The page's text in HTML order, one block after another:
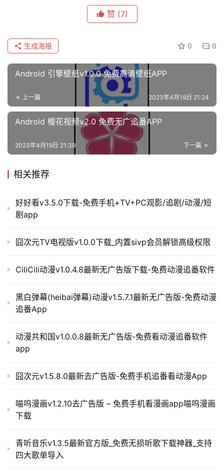
赞 (7)
0 0
生成海报
Android 引擎壁纸v1.0.0 免费高清壁纸APP
上一篇 2023年4月19日 21:24
Android 樱花视频v2.0 免费无广追番APP
下一篇
2023年4月19日 21:39
相关推荐
好好看v3.5.0下载-免费手机+TV+PC观影/追剧/动漫/短
剧app
囧次元TV电视版v1.0.0下载_内置sivp会员解锁高级权限
CiliCili动漫v1.0.4.8最新无广告版下载-免费动漫追番软件
黑白弹幕(heibai弹幕)动漫v1.5.7.1最新无广告版-免费动漫
追番App
动漫共和国v1.0.0.8最新无广告版-免费看动漫追番软件
app
囧次元v1.5.8.0最新去广告版-免费手机追番看动漫App
喵呜漫画v1.2.10去广告版 – 免费手机看漫画app喵呜漫画
下载
青听音乐v1.3.5最新官方版_免费无损听歌下载神器_支持
四大歌单导入